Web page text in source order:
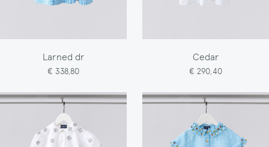
Larned dr
€ 338,80
Cedar
€ 290,40